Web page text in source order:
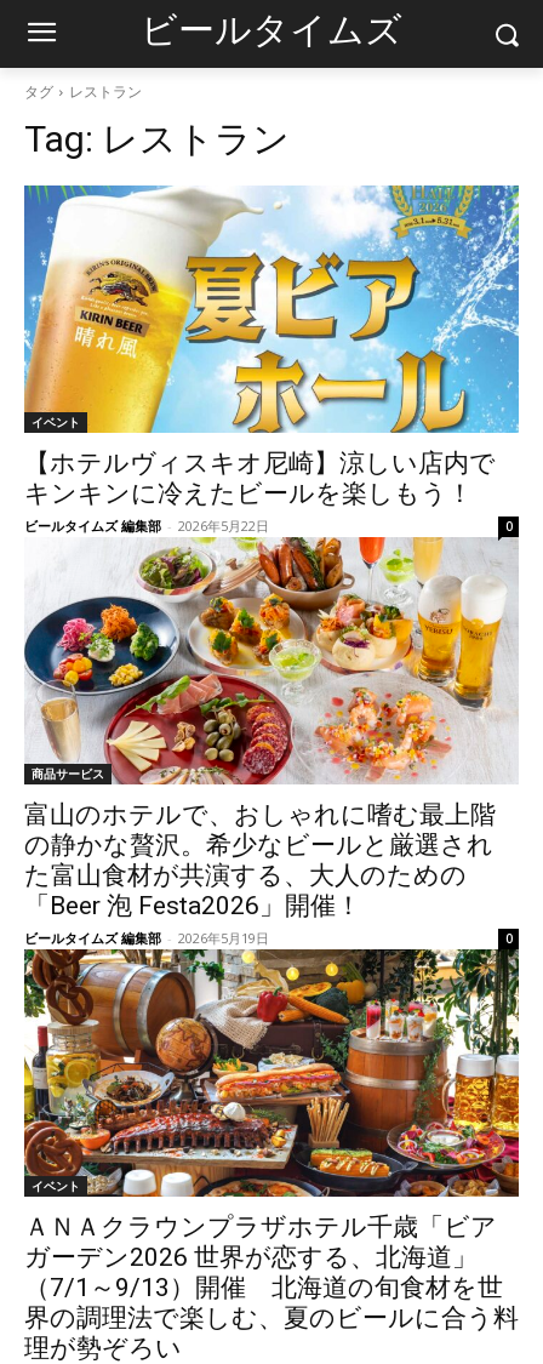
ビールタイムズ
タグ レストラン
Tag: レストラン
イベント
【ホテルヴィスキオ尼崎】涼しい店内で
キンキンに冷えたビールを楽しもう！
ビールタイムズ 編集部 - 2026年5月22日 0
商品サービス
富山のホテルで、おしゃれに嗜む最上階
の静かな贅沢。希少なビールと厳選され
た富山食材が共演する、大人のための
「Beer 泡 Festa2026」開催！
ビールタイムズ 編集部 - 2026年5月19日 0
イベント
ＡＮＡクラウンプラザホテル千歳「ビア
ガーデン2026 世界が恋する、北海道」
（7/1～9/13）開催 北海道の旬食材を世
界の調理法で楽しむ、夏のビールに合う料
理が勢ぞろい